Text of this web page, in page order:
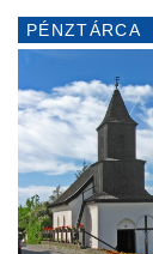
PÉNZTÁRCA